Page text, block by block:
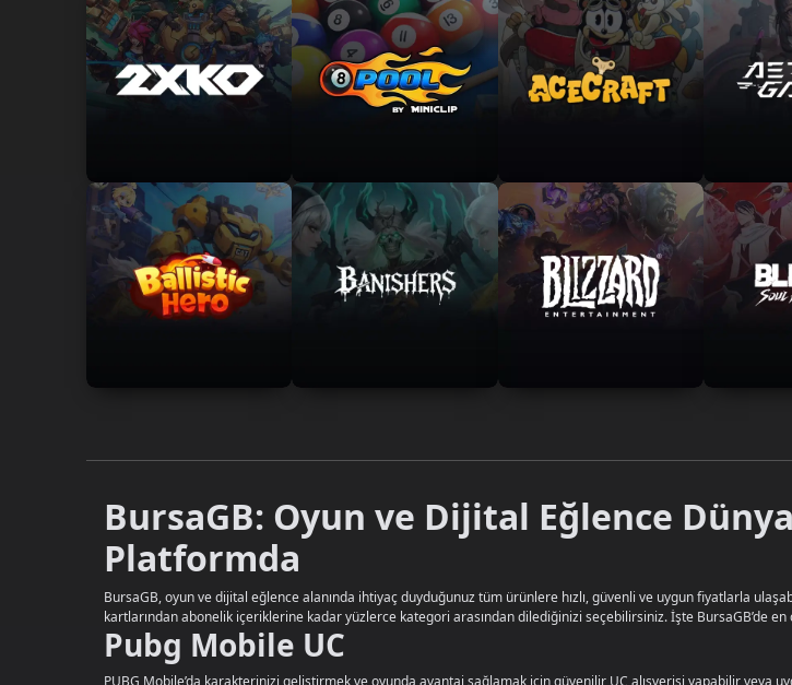
BursaGB: Oyun ve Dijital Eğlence
Platformda
BursaGB, oyun ve dijital eğlence alanında ihtiyaç duyduğunuz tüm ürünlere hızlı, güvenli ve uygun fiyatlarla
kartlarından abonelik içeriklerine kadar yüzlerce kategori arasından dilediğinizi seçebilirsiniz. İşte BursaGB’de
Pubg Mobile UC
PUBG Mobile’da karakterinizi geliştirmek ve oyunda avantaj sağlamak için güvenilir UC alışverişi yapabilir veya